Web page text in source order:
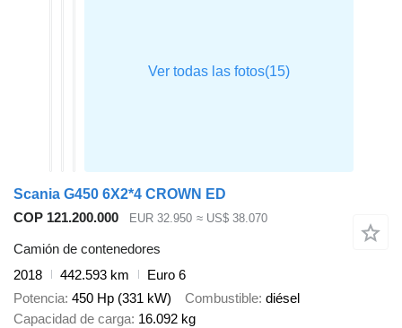
Scania G450 6X2*4 CROWN ED
COP 121.200.000
EUR 32.950 ≈ US$ 38.070
Camión de contenedores
2018
442.593 km
Euro 6
Potencia 450 Hp (331 kW) Combustible diésel
Capacidad de carga 16.092 kg